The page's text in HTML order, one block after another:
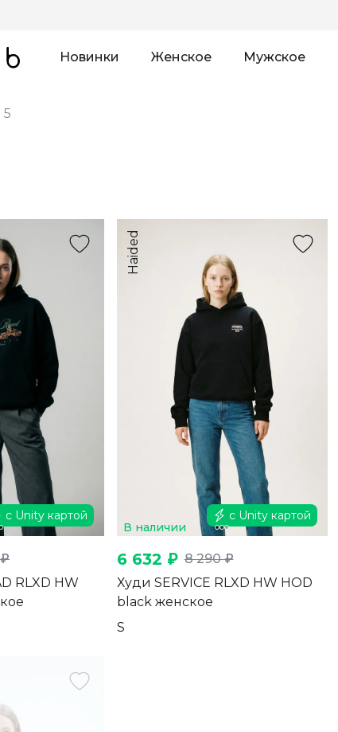
Новинки Женское Мужское
5
с Unity картой
RLXD HW
В наличии
Haided
с Unity картой
6 632 ₽ 8 290 ₽
Худи SERVICE RLXD HW HOD
black женское
S